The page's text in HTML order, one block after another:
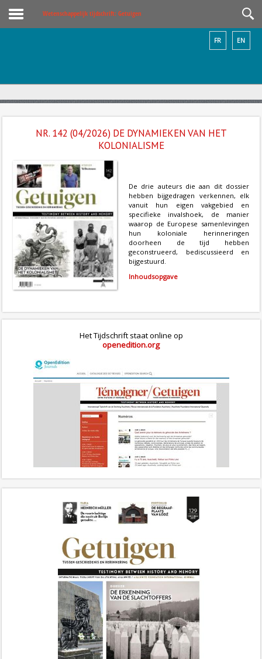
Wetenschappelijk tijdschrift: Getuigen
EN
FR
NR. 142 (04/2026) DE DYNAMIEKEN VAN HET
KOLONIALISME
De drie auteurs die aan dit dossier
hebben bijgedragen verkennen, elk
vanuit hun eigen vakgebied en
specifieke invalshoek, de manier
waarop de Europese samenlevingen
hun koloniale herinneringen
doorheen de tijd hebben
geconstrueerd, bediscussieerd en
bijgestuurd.
Inhoudsopgave
Het Tijdschrift staat online op
openedition.org